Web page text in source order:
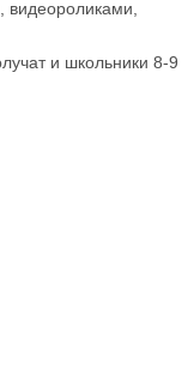
видеороликами,
и школьники 8-9